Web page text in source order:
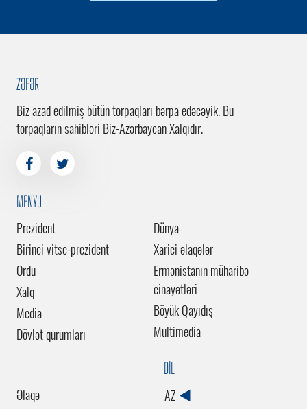
ZƏFƏR
Biz azad edilmiş bütün torpaqları bərpa edəcəyik. Bu
torpaqların sahibləri Biz-Azərbaycan Xalqıdır.
MENYU
Prezident
Birinci vitse-prezident
Ordu
Xalq
Media
Dövlət qurumları
Dünya
Xarici əlaqələr
Ermənistanın müharibə
cinayətləri
Böyük Qayıdış
Multimedia
Əlaqə
DİL
AZ